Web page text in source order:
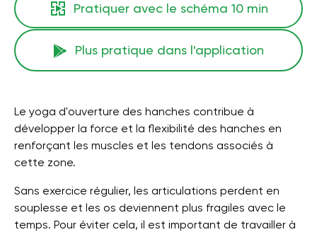
Pratiquer avec le schéma 10 min
Plus pratique dans l'application
Le yoga d'ouverture des hanches contribue à
développer la force et la flexibilité des hanches en
renforçant les muscles et les tendons associés à
cette zone.
Sans exercice régulier, les articulations perdent en
souplesse et les os deviennent plus fragiles avec le
temps. Pour éviter cela, il est important de travailler à